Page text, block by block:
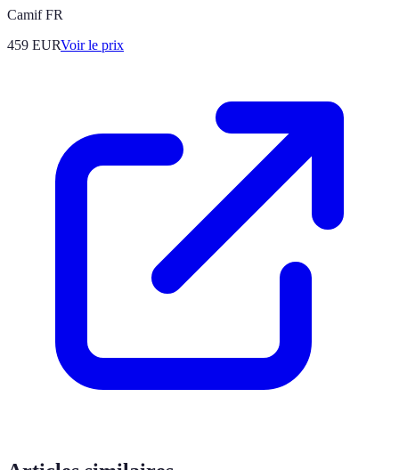
Camif FR
459 EURVoir le prix